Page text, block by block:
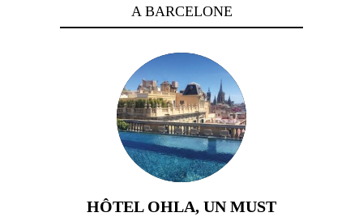
A BARCELONE
HÔTEL OHLA, UN MUST